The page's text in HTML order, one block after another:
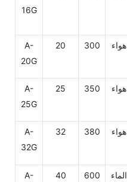
16G
A-
20G
20 300 هواء
A-
25G
25 350 هواء
A-
32G
32 380 هواء
A-
40 600
الماء